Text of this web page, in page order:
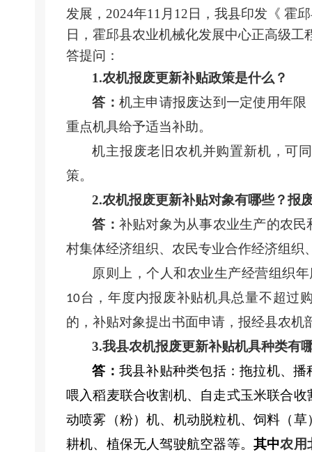
发展，2024年11月12日，我县印发 《 霍
日，霍邱县农业机械化发展中心正高级
答提问：
1.农机报废更新补贴政策是什么？
答： 机主申请报废达到一定使用年
重点机具给予适当补助。
机主报废老旧农机并购置新机，可
策。
2.农机报废更新补贴对象有哪些？报
答： 补贴对象为从事农业生产的农
村集体经济组织、农民专业合作经济组
原则上，个人和农业生产经营组织
10台 ，年度内报废补贴机具总量不超过
的，补贴对象提出书面申请，报经县农机
3.我县农机报废更新补贴机具种类有
答： 我县补贴种类包括：拖拉机、播
喂入稻麦联合收割机、自走式玉米联合
动喷雾（粉）机、机动脱粒机、饲料（
耕机、 植保无人驾驶航空器等。 其中农用